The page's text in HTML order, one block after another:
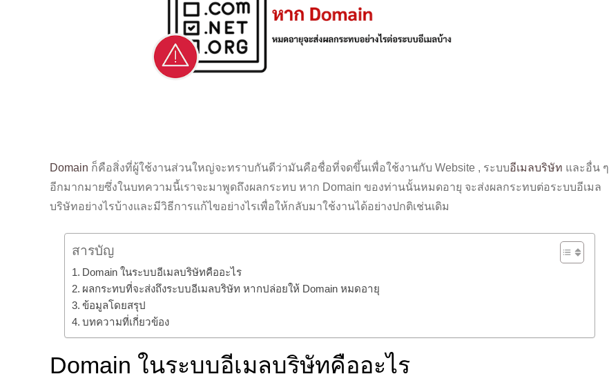
Domain ก็คือสิ่งที่ผู้ใช้งานส่วนใหญ่จะทราบกันดีว่ามันคือชื่อที่จดขึ้นเพื่อใช้งานกับ Website , ระบบอีเมลบริษัท และอื่น ๆ
อีกมากมายซึ่งในบทความนี้เราจะมาพูดถึงผลกระทบ หาก Domain ของท่านนั้นหมดอายุ จะส่งผลกระทบต่อระบบอีเมล
บริษัทอย่างไรบ้างและมีวิธีการแก้ไขอย่างไรเพื่อให้กลับมาใช้งานได้อย่างปกติเช่นเดิม
สารบัญ
Domain ในระบบอีเมลบริษัทคืออะไร
ผลกระทบที่จะส่งถึงระบบอีเมลบริษัท หากปล่อยให้ Domain หมดอายุ
ข้อมูลโดยสรุป
บทความที่เกี่ยวข้อง
Domain ในระบบอีเมลบริษัทคืออะไร